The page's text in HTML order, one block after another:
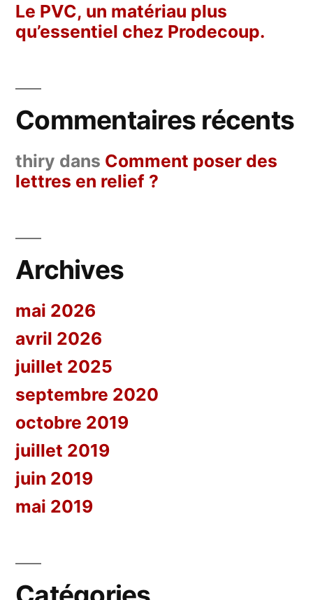
Le PVC, un matériau plus
qu’essentiel chez Prodecoup.
Commentaires récents
thiry dans Comment poser des
lettres en relief ?
Archives
mai 2026
avril 2026
juillet 2025
septembre 2020
octobre 2019
juillet 2019
juin 2019
mai 2019